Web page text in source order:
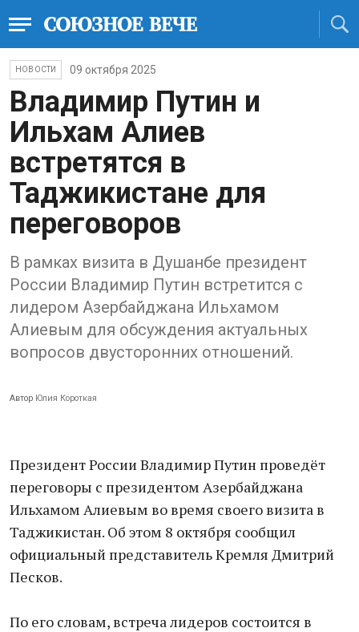
НОВОСТИ 09 октября 2025
Владимир Путин и
Ильхам Алиев
встретятся в
Таджикистане для
переговоров
В рамках визита в Душанбе президент
России Владимир Путин встретится с
лидером Азербайджана Ильхамом
Алиевым для обсуждения актуальных
вопросов двусторонних отношений.
Автор Юлия Короткая
Президент России Владимир Путин проведёт
переговоры с президентом Азербайджана
Ильхамом Алиевым во время своего визита в
Таджикистан. Об этом 8 октября сообщил
официальный представитель Кремля Дмитрий
Песков.
По его словам, встреча лидеров состоится в